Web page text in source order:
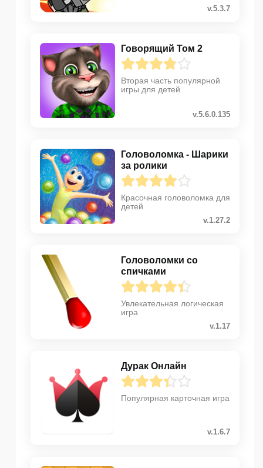
v.5.3.7
Говорящий Том 2
Вторая часть популярной
игры для детей
v.5.6.0.135
Головоломка - Шарики
за ролики
Красочная головоломка для
детей
v.1.27.2
Головоломки со
спичками
Увлекательная логическая
игра
v.1.17
Дурак Онлайн
Популярная карточная игра
v.1.6.7